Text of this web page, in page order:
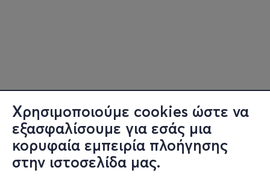
Χρησιμοποιούμε cookies ώστε να
εξασφαλίσουμε για εσάς μια
κορυφαία εμπειρία πλοήγησης
στην ιστοσελίδα μας.